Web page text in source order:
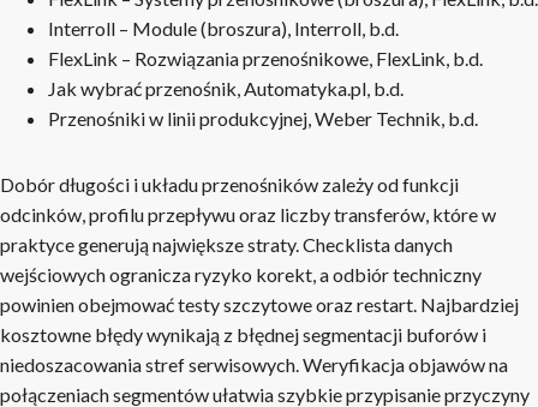
Interroll – Module (broszura), Interroll, b.d.
FlexLink – Rozwiązania przenośnikowe, FlexLink, b.d.
Jak wybrać przenośnik, Automatyka.pl, b.d.
Przenośniki w linii produkcyjnej, Weber Technik, b.d.
Dobór długości i układu przenośników zależy od funkcji
odcinków, profilu przepływu oraz liczby transferów, które w
praktyce generują największe straty. Checklista danych
wejściowych ogranicza ryzyko korekt, a odbiór techniczny
powinien obejmować testy szczytowe oraz restart. Najbardziej
kosztowne błędy wynikają z błędnej segmentacji buforów i
niedoszacowania stref serwisowych. Weryfikacja objawów na
połączeniach segmentów ułatwia szybkie przypisanie przyczyny